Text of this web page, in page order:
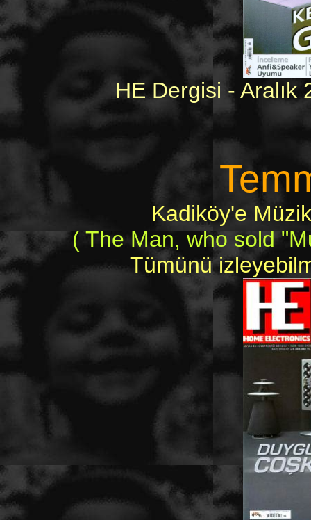
HE Dergisi - Aralık
Kadiköy'e
( The Man, who sold
Tümünü